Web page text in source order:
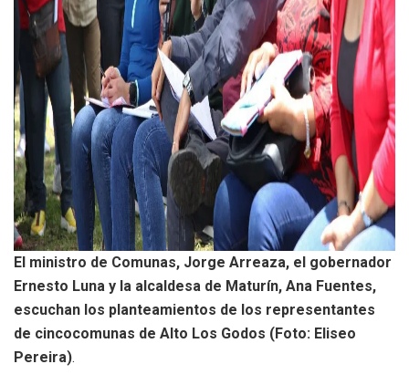
El ministro de Comunas, Jorge Arreaza, el gobernador
Ernesto Luna y la alcaldesa de Maturín, Ana Fuentes,
escuchan los planteamientos de los representantes
de cincocomunas de Alto Los Godos (Foto: Eliseo
Pereira).